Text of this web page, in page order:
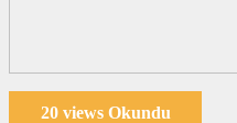
20 views Okundu